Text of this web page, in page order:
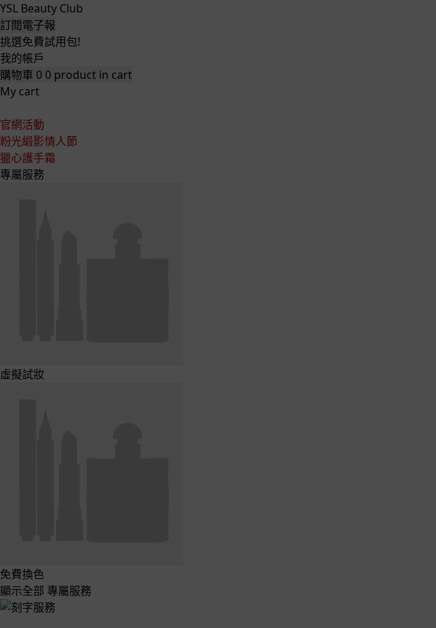
YSL Beauty Club
訂閱電子報
挑選免費試用包!
我的帳戶
購物車 0 0 product in cart
My cart
官網活動
粉光緞影情人節
獵心護手霜
專屬服務
虛擬試妝
免費換色
顯示全部 專屬服務